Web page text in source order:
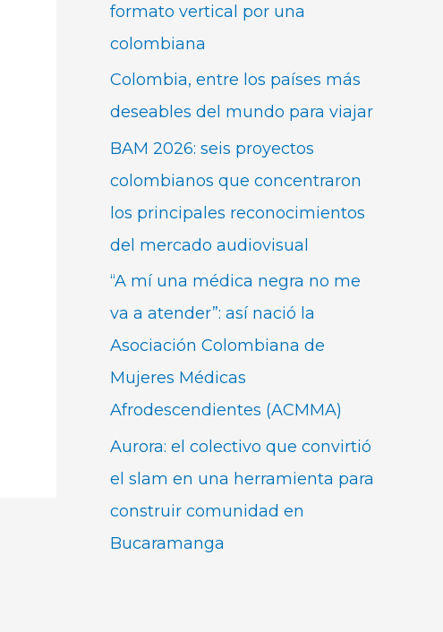
formato vertical por una
colombiana
Colombia, entre los países más
deseables del mundo para viajar
BAM 2026: seis proyectos
colombianos que concentraron
los principales reconocimientos
del mercado audiovisual
“A mí una médica negra no me
va a atender”: así nació la
Asociación Colombiana de
Mujeres Médicas
Afrodescendientes (ACMMA)
Aurora: el colectivo que convirtió
el slam en una herramienta para
construir comunidad en
Bucaramanga